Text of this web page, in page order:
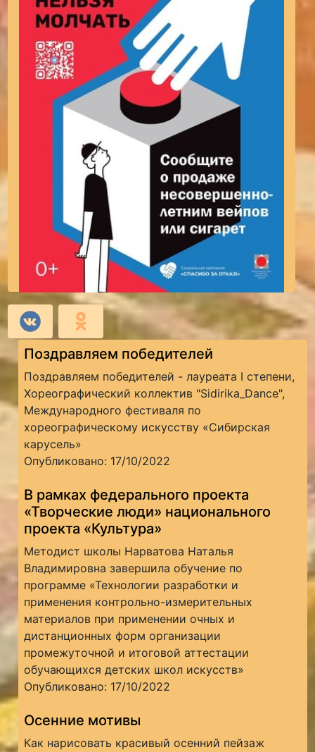
Поздравляем победителей
Поздравляем победителей - лауреата I степени,
Хореографический коллектив "Sidirika_Dance",
Международного фестиваля по
хореографическому искусству «Сибирская
карусель»
Опубликовано: 17/10/2022
В рамках федерального проекта
«Творческие люди» национального
проекта «Культура»
Методист школы Нарватова Наталья
Владимировна завершила обучение по
программе «Технологии разработки и
применения контрольно-измерительных
материалов при применении очных и
дистанционных форм организации
промежуточной и итоговой аттестации
обучающихся детских школ искусств»
Опубликовано: 17/10/2022
Осенние мотивы
Как нарисовать красивый осенний пейзаж